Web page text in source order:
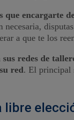
que encargarte
necesaria,
a que te los
sus redes de
red. El principal
libre